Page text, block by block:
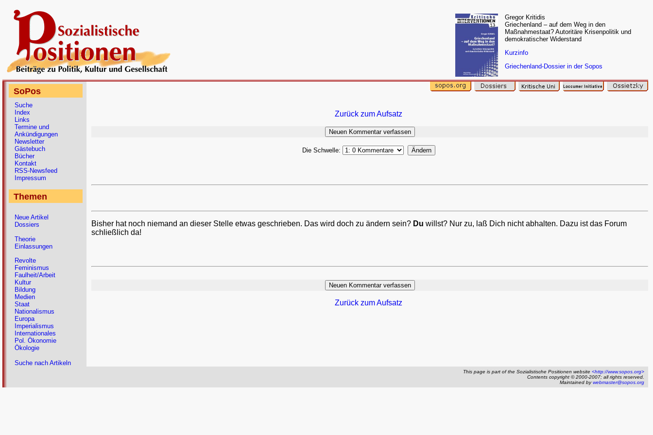
Gregor Kritidis
Griechenland – auf dem Weg in den
Maßnahmestaat? Autoritäre Krisenpolitik und
demokratischer Widerstand
Kurzinfo
Griechenland-Dossier in der Sopos
Zurück zum Aufsatz
Die Schwelle:
Bisher hat noch niemand an dieser Stelle etwas geschrieben. Das wird doch zu ändern sein? Du willst? Nur zu, laß Dich nicht abhalten. Dazu ist das Forum
schließlich da!
Zurück zum Aufsatz
SoPos
Suche
Index
Links
Termine und
Ankündigungen
Newsletter
Gästebuch
Bücher
Kontakt
RSS-Newsfeed
Impressum
Themen
Neue Artikel
Dossiers
Theorie
Einlassungen
Revolte
Feminismus
Faulheit/Arbeit
Kultur
Bildung
Medien
Staat
Nationalismus
Europa
Imperialismus
Internationales
Pol. Ökonomie
Ökologie
Suche nach Artikeln
This page is part of the Sozialistische Positionen website <http://www.sopos.org>
Contents copyright © 2000-2007; all rights reserved.
Maintained bywebmaster@sopos.org